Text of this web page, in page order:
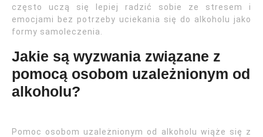
często uczą się lepiej radzić sobie ze stresem i
emocjami bez potrzeby uciekania się do alkoholu jako
formy samoleczenia.
Jakie są wyzwania związane z
pomocą osobom uzależnionym od
alkoholu?
Pomoc osobom uzależnionym od alkoholu wiąże się z